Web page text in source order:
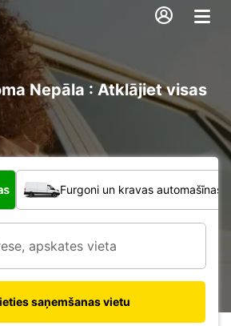
Nepāla : Atklājiet visas
Furgoni un kravas automašīnas
saņemšanas vietu